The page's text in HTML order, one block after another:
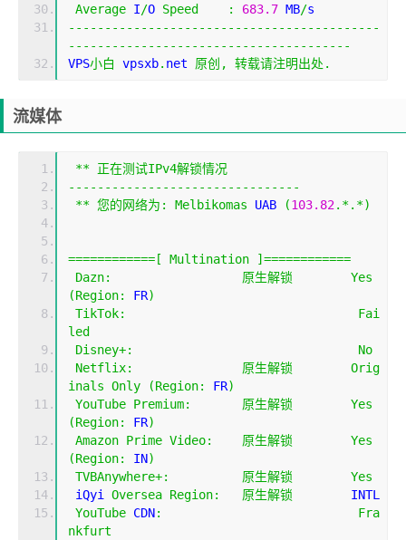
Average I/O Speed : 683.7 MB/s
-------------------------------------------
---------------------------------------
VPS小白 vpsxb. net 原创, 转载请注明出处.
流媒体
** 正在测试IPv4解锁情况
--------------------------------
** 您的网络为: Melbikomas UAB (103.82.*.*)
============[ Multination
]============
Dazn: 原生解锁
Yes
(Region: FR)
TikTok:
Fai
led
Disney+:
No
Netflix: 原生解锁
Orig
inals Only (Region: FR)
YouTube Premium: 原生解锁
Yes
(Region: FR)
Amazon Prime Video: 原生解锁
Yes
(Region: IN)
TVBAnywhere+: 原生解锁
Yes
iQyi Oversea Region: 原生解锁
        INTL
YouTube CDN:
Fra
nkfurt